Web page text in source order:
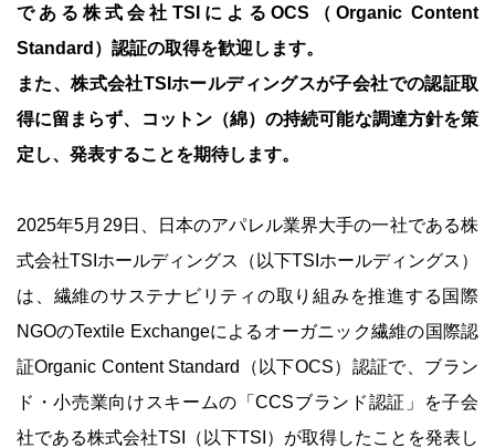
である株式会社TSIによるOCS（Organic Content
Standard）認証の取得を歓迎します。
また、株式会社TSIホールディングスが子会社での認証取
得に留まらず、コットン（綿）の持続可能な調達方針を策
定し、発表することを期待します。
2025年5月29日、日本のアパレル業界大手の一社である株
式会社TSIホールディングス（以下TSIホールディングス）
は、繊維のサステナビリティの取り組みを推進する国際
NGOのTextile Exchangeによるオーガニック繊維の国際認
証Organic Content Standard（以下OCS）認証で、ブラン
ド・小売業向けスキームの「CCSブランド認証」を子会
社である株式会社TSI（以下TSI）が取得したことを発表し